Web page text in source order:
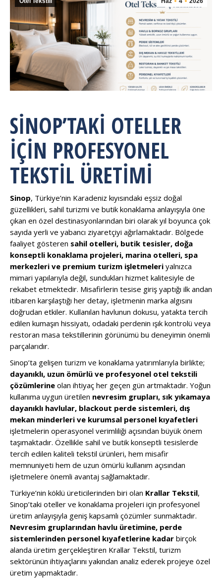
SINOP’TAKI OTELLER
İÇIN PROFESYONEL
TEKSTIL ÜRETIMI
Sinop, Türkiye’nin Karadeniz kıyısındaki eşsiz doğal
güzellikleri, sahil turizmi ve butik konaklama anlayışıyla öne
çıkan en özel destinasyonlarından biri olarak yıl boyunca çok
sayıda yerli ve yabancı ziyaretçiyi ağırlamaktadır. Bölgede
faaliyet gösteren sahil otelleri, butik tesisler, doğa
konseptli konaklama projeleri, marina otelleri, spa
merkezleri ve premium turizm işletmeleri yalnızca
mimari yapılarıyla değil, sundukları hizmet kalitesiyle de
rekabet etmektedir. Misafirlerin tesise giriş yaptığı ilk andan
itibaren karşılaştığı her detay, işletmenin marka algısını
doğrudan etkiler. Kullanılan havlunun dokusu, yatakta tercih
edilen kumaşın hissiyatı, odadaki perdenin ışık kontrolü veya
restoran masa tekstillerinin görünümü bu deneyimin önemli
parçalarıdır.
Sinop’ta gelişen turizm ve konaklama yatırımlarıyla birlikte;
dayanıklı, uzun ömürlü ve profesyonel otel tekstili
çözümlerine olan ihtiyaç her geçen gün artmaktadır. Yoğun
kullanıma uygun üretilen nevresim grupları, sık yıkamaya
dayanıklı havlular, blackout perde sistemleri, dış
mekan minderleri ve kurumsal personel kıyafetleri
işletmelerin operasyonel verimliliği açısından büyük önem
taşımaktadır. Özellikle sahil ve butik konseptli tesislerde
tercih edilen kaliteli tekstil ürünleri, hem misafir
memnuniyeti hem de uzun ömürlü kullanım açısından
işletmelere önemli avantaj sağlamaktadır.
Türkiye’nin köklü üreticilerinden biri olan Krallar Tekstil,
Sinop’taki oteller ve konaklama projeleri için profesyonel
üretim anlayışıyla geniş kapsamlı çözümler sunmaktadır.
Nevresim gruplarından havlu üretimine, perde
sistemlerinden personel kıyafetlerine kadar birçok
alanda üretim gerçekleştiren Krallar Tekstil, turizm
sektörünün ihtiyaçlarını yakından analiz ederek projeye özel
üretim yapmaktadır.